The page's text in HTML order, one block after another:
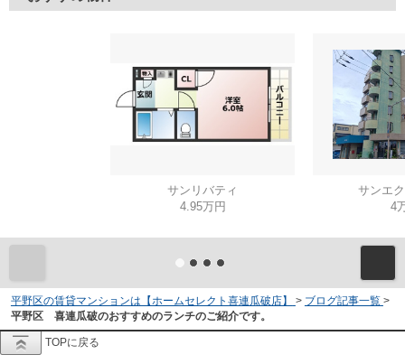
サンリバティ
4.95万円
サンエ
4
平野区の賃貸マンションは【ホームセレクト喜連瓜破店】 > ブログ記事一覧 >
平野区 喜連瓜破のおすすめのランチのご紹介です。
TOPに戻る